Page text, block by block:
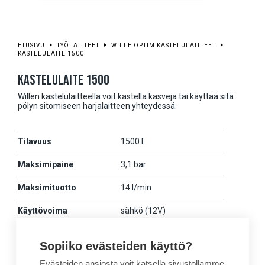
ETUSIVU TYÖLAITTEET
WILLE OPTIM KASTELULAITTEET
KASTELULAITE 1500
KASTELULAITE 1500
Willen kastelulaitteella voit kastella kasveja tai käyttää sitä
pölyn sitomiseen harjalaitteen yhteydessä.
Tilavuus 1500 l
Maksimipaine 3,1 bar
Maksimituotto 14 l/min
Käyttövoima sähkö (12V)
Sopiiko evästeiden käyttö?